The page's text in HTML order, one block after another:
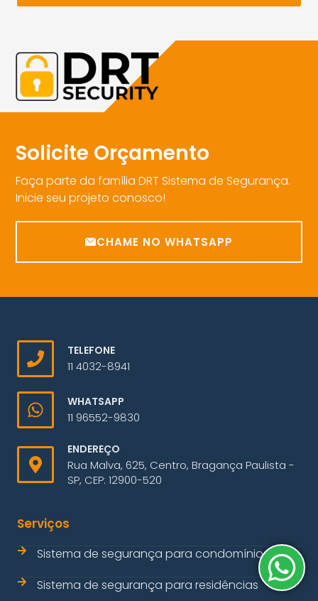
Solicite Orçamento
Faça parte da família DRT Sistema de Segurança.
Inicie seu projeto conosco!
CHAME NO WHATSAPP
TELEFONE
11 4032-8941
WHATSAPP
11 96552-9830
ENDEREÇO
Rua Malva, 625, Centro, Bragança Paulista -
SP, CEP: 12900-520
Serviços
Sistema de segurança para condomínios
Sistema de segurança para residências